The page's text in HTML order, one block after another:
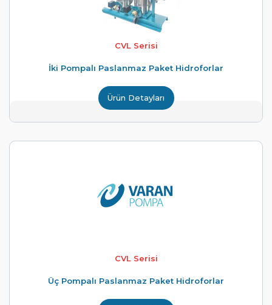
CVL Serisi
İki Pompalı Paslanmaz Paket Hidroforlar
Ürün Detayları
CVL Serisi
Üç Pompalı Paslanmaz Paket Hidroforlar